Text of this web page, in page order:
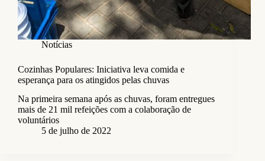
Notícias
Cozinhas Populares: Iniciativa leva comida e
esperança para os atingidos pelas chuvas
Na primeira semana após as chuvas, foram entregues
mais de 21 mil refeições com a colaboração de
voluntários
5 de julho de 2022